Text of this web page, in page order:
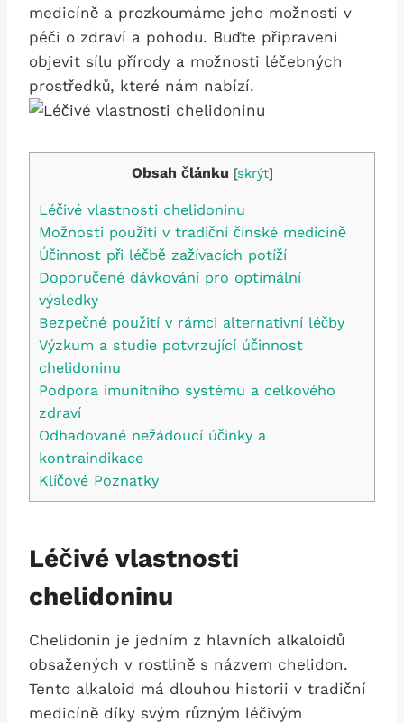
medicíně a prozkoumáme jeho možnosti v
péči o zdraví a pohodu. Buďte⁢ připraveni
⁢objevit sílu přírody‍ a možnosti ⁣léčebných
prostředků, které nám nabízí.
Obsah článku [skrýt]
Léčivé vlastnosti chelidoninu
Možnosti použití⁤ v tradiční čínské medicíně
Účinnost při⁤ léčbě‍ zažívacích potíží
Doporučené dávkování pro optimální
výsledky
Bezpečné použití v rámci alternativní léčby
Výzkum a⁣ studie ‌potvrzující účinnost
chelidoninu
Podpora imunitního systému a celkového
zdraví
Odhadované nežádoucí⁣ účinky ‍a
kontraindikace
Klíčové Poznatky
Léčivé vlastnosti
chelidoninu
Chelidonin je jedním⁢ z hlavních alkaloidů
obsažených v rostlině s názvem chelidon.
Tento alkaloid má dlouhou historii v​ tradiční
medicíně díky svým různým léčivým